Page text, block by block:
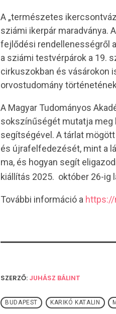
A „természetes
sziámi ikerpár maradványa.
fejlődési rendellenességről
a sziámi testvérpárok a 19.
cirkuszokban és vásárokon
orvostudomány
A Magyar Tudományos
sokszínűségét mutatja meg
segítségével. A tárlat
és újrafelfedezését, mint a
ma, és hogyan segít
kiállítás 2025. október 26-ig
További információ a https://
SZERZŐ: JUHÁSZ BÁLINT
BUDAPEST KARIKÓ KATALIN